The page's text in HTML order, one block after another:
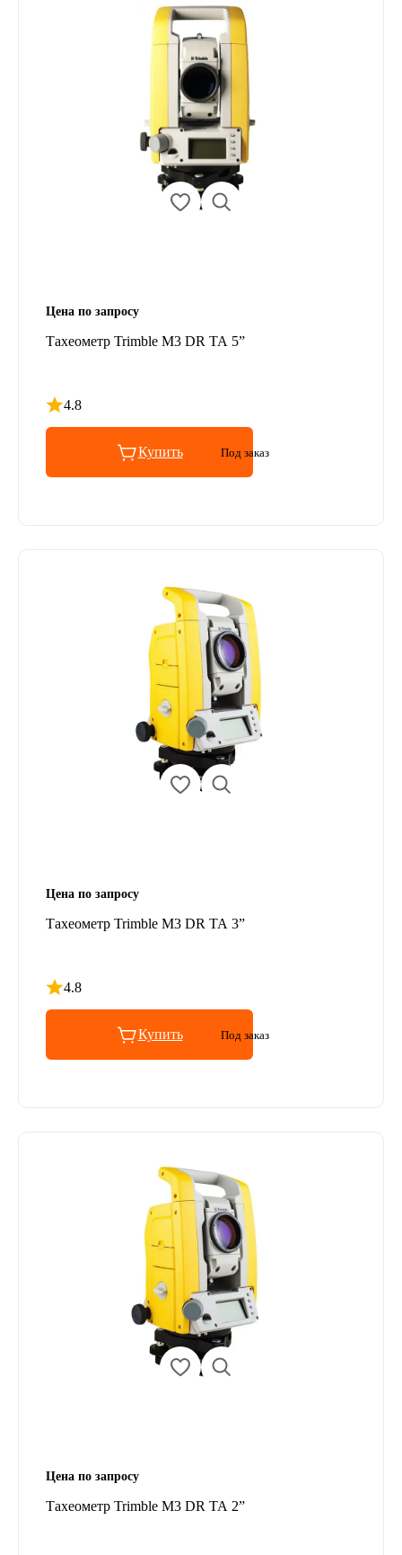
Цена по запросу
Тахеометр Trimble M3 DR TA 5”
4.8
Рейтинг 4.8 из 5
Купить Под заказ
Цена по запросу
Тахеометр Trimble M3 DR TA 3”
4.8
Рейтинг 4.8 из 5
Купить Под заказ
Цена по запросу
Тахеометр Trimble M3 DR TA 2”